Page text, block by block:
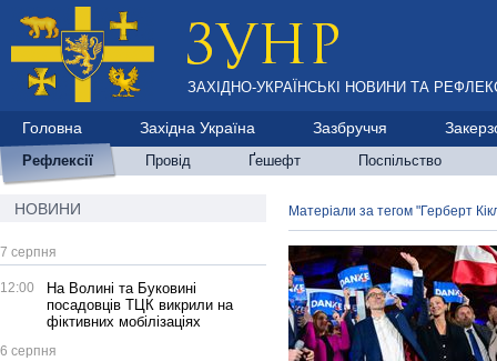
ЗАХІДНО-УКРАЇНСЬКІ НОВИНИ ТА
Головна Західна Україна Зазбруччя
Рефлексії Провід Ґешефт Поспільство
НОВИНИ
7 серпня
12:00
На Волині та Буковині
посадовців ТЦК викрили на
фіктивних мобілізаціях
6 серпня
Матеріали за тегом "Герберт